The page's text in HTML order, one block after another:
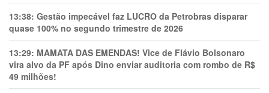
13:38: Gestão impecável faz LUCRO da Petrobras disparar
quase 100% no segundo trimestre de 2026
13:29: MAMATA DAS EMENDAS! Vice de Flávio Bolsonaro
vira alvo da PF após Dino enviar auditoria com rombo de R$
49 milhões!